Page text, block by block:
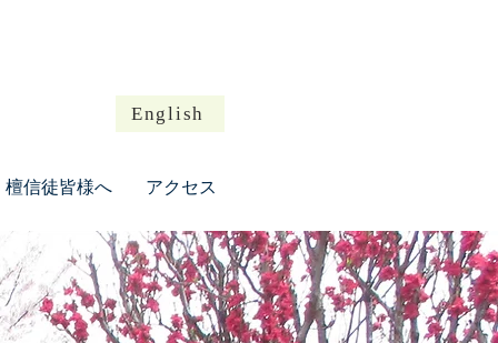
English
檀信徒皆様へ アクセス